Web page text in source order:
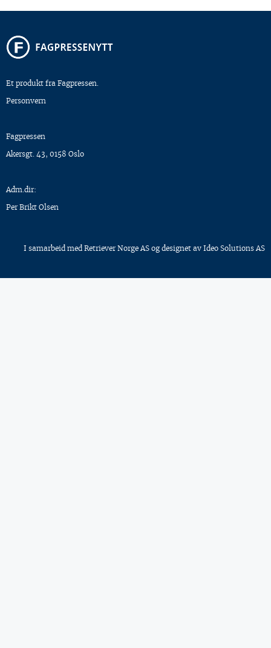
Et produkt fra Fagpressen.
Personvern
Fagpressen
Akersgt. 43, 0158 Oslo
Adm.dir:
Per Brikt Olsen
I samarbeid med Retriever Norge AS og designet av Ideo Solutions AS